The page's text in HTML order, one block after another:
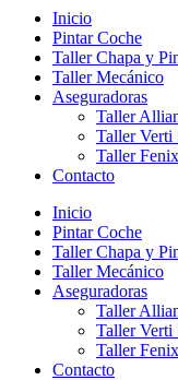
Inicio
Pintar Coche
Taller Chapa y
Taller Mecánico
Aseguradoras
Taller
Taller Verti
Taller
Contacto
Inicio
Pintar Coche
Taller Chapa y
Taller Mecánico
Aseguradoras
Taller
Taller Verti
Taller
Contacto